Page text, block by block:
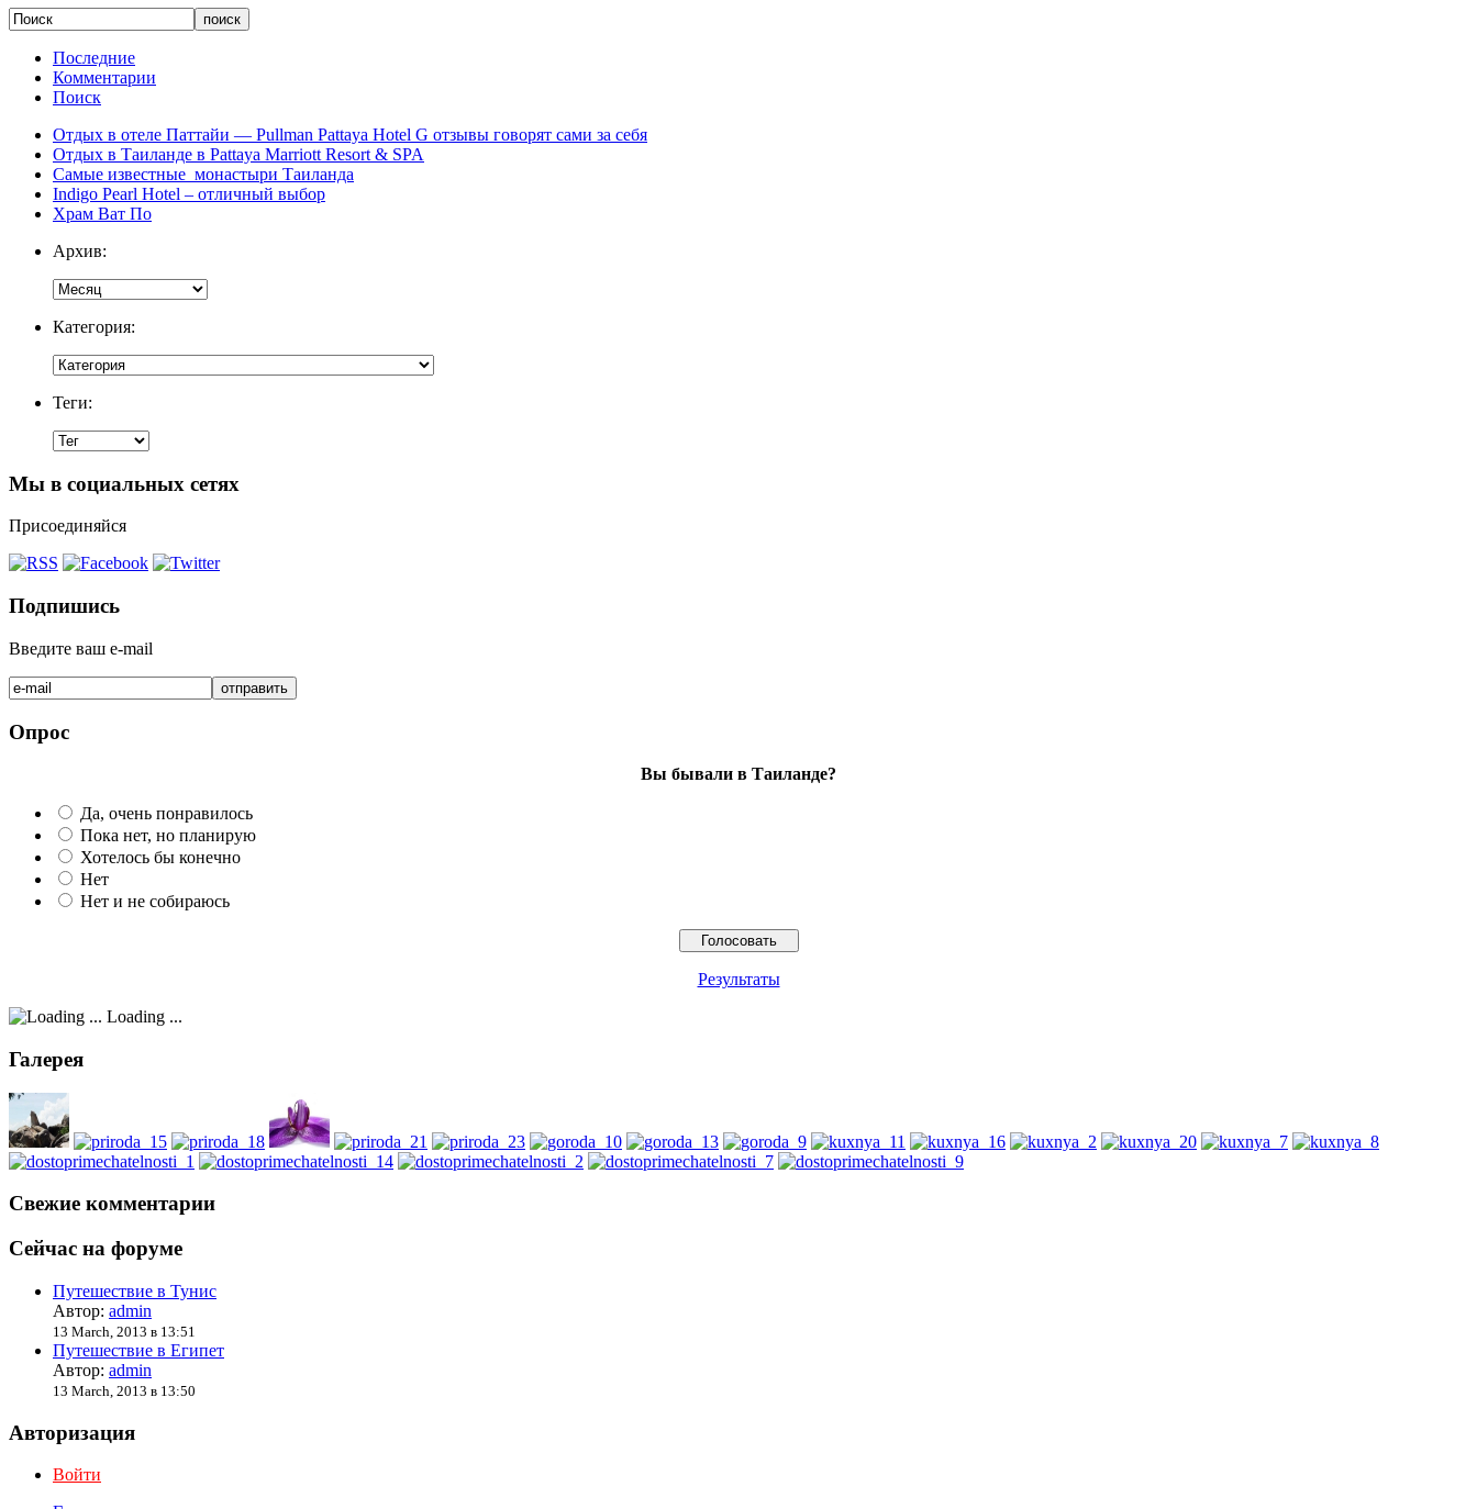
Последние
Комментарии
Поиск
Отдых в отеле Паттайи — Pullman Pattaya Hotel G отзывы говорят сами за себя
Отдых в Таиланде в Pattaya Marriott Resort & SPA
Самые известные монастыри Таиланда
Indigo Pearl Hotel – отличный выбор
Храм Ват По
Архив:
Категория:
Теги:
Мы в социальных сетях
Присоединяйся
Подпишись
Введите ваш e-mail
Опрос
Вы бывали в Таиланде?
Да, очень понравилось
Пока нет, но планирую
Хотелось бы конечно
Нет
Нет и не собираюсь
Результаты
Loading ...
Галерея
Свежие комментарии
Сейчас на форуме
Путешествие в Тунис
Автор: admin
13 March, 2013 в 13:51
Путешествие в Египет
Автор: admin
13 March, 2013 в 13:50
Авторизация
Войти